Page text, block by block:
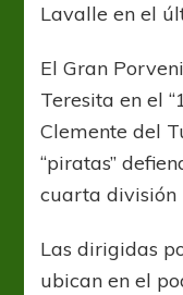
Lavalle en el
El Gran
Teresita en el
Clemente del
“piratas”
cuarta división
Las dirigidas
ubican en el